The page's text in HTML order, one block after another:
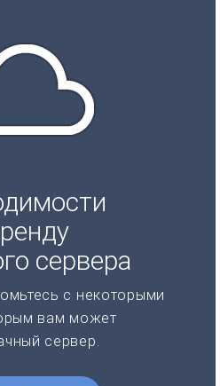
сервера
с некоторыми
вам может
сервер.